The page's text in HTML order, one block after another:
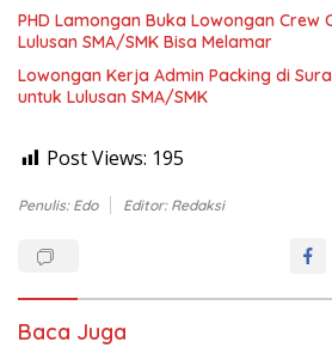
PHD Lamongan Buka Lowongan Crew
Lulusan SMA/SMK Bisa Melamar
Lowongan Kerja Admin Packing di
untuk Lulusan SMA/SMK
Post Views: 195
Penulis: Edo Editor: Redaksi
Baca Juga